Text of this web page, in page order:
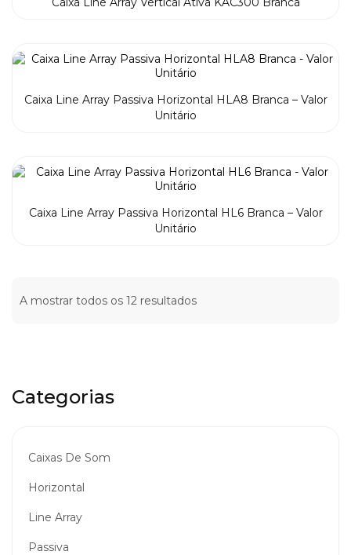
Categorias
Caixas De Som
Horizontal
Line Array
Passiva
Caixa Line Array Passiva Horizontal HLA8 Branca – Valor
Unitário
Caixa Line Array Passiva Horizontal HL6 Branca – Valor
Unitário
A mostrar todos os 12 resultados